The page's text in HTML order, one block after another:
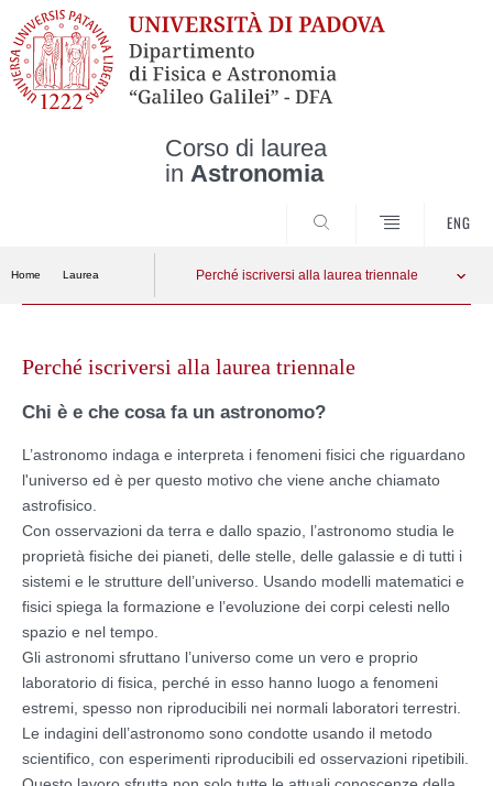
Corso di laurea
in Astronomia
ENG
Home Laurea Perché iscriversi alla laurea triennale
contentPerché iscriversi alla laurea triennale
Chi è e che cosa fa un astronomo?
L’astronomo indaga e interpreta i fenomeni fisici che riguardano
l'universo ed è per questo motivo che viene anche chiamato
astrofisico.
Con osservazioni da terra e dallo spazio, l’astronomo studia le
proprietà fisiche dei pianeti, delle stelle, delle galassie e di tutti i
sistemi e le strutture dell’universo. Usando modelli matematici e
fisici spiega la formazione e l’evoluzione dei corpi celesti nello
spazio e nel tempo.
Gli astronomi sfruttano l’universo come un vero e proprio
laboratorio di fisica, perché in esso hanno luogo a fenomeni
estremi, spesso non riproducibili nei normali laboratori terrestri.
Le indagini dell’astronomo sono condotte usando il metodo
scientifico, con esperimenti riproducibili ed osservazioni ripetibili.